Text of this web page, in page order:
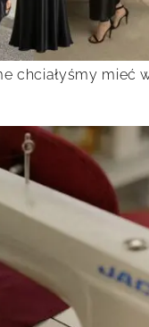
chciałyśmy mieć